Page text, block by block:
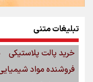
تبلیغات متنی
خرید پالت پلاستیکی
فروشنده مواد